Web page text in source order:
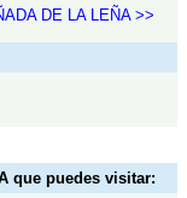
DE LA LEÑA >>
que puedes visitar: